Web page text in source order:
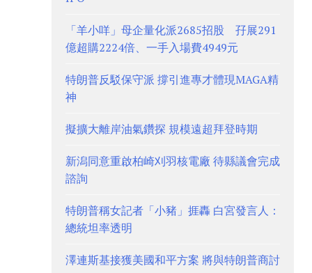
「羊小咩」母企量化派2685招股 孖展291
億超購2224倍、一手入場費4949元
特朗普反駁保守派 撐引進專才體現MAGA精
神
擬擴大離岸油氣鑽探 規模遠超拜登時期
新潟同意重啟柏崎刈羽核電廠 待縣議會完成
諮詢
特朗普稱女記者「小豬」捱轟 白宮發言人：
總統坦率透明
澤連斯基接獲美國和平方案 將與特朗普商討